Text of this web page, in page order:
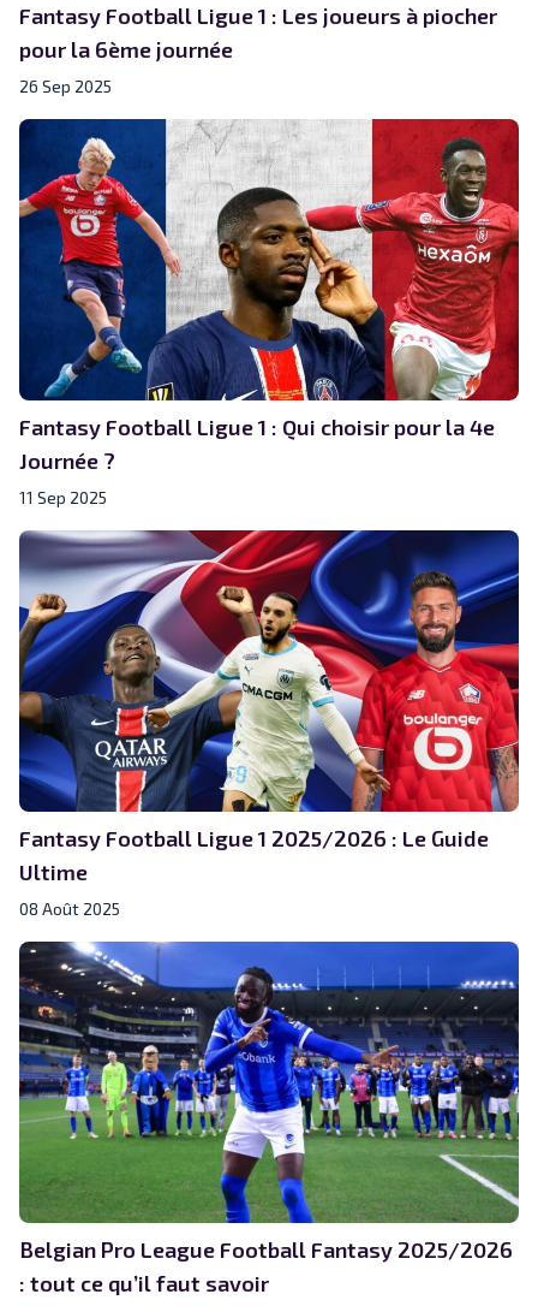
Fantasy Football Ligue 1 : Les joueurs à piocher
pour la 6ème journée
26 Sep 2025
Fantasy Football Ligue 1 : Qui choisir pour la 4e
Journée ?
11 Sep 2025
Fantasy Football Ligue 1 2025/2026 : Le Guide
Ultime
08 Août 2025
Belgian Pro League Football Fantasy 2025/2026
: tout ce qu’il faut savoir